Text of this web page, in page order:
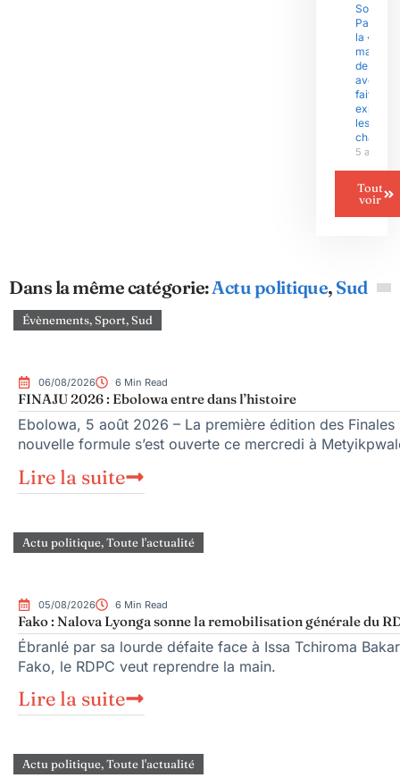
Sous
Paul
la «
des
fait
exploser
les
5 août
Tout
voir
Dans la même catégorie:Actu politique, Sud
Évènements,Sport,Sud
06/08/2026 6 Min Read
FINAJU 2026 : Ebolowa entre dans l’histoire
Ebolowa, 5 août 2026 – La première édition des
nouvelle formule s’est ouverte ce mercredi à
Lire la suite
Actu politique,Toute l'actualité
05/08/2026 6 Min Read
Fako : Nalova Lyonga sonne la remobilisation générale du
Ébranlé par sa lourde défaite face à Issa Tchiroma
Fako, le RDPC veut reprendre la main.
Lire la suite
Actu politique,Toute l'actualité